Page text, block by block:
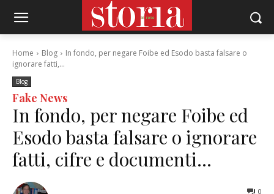
Home Blog
In fondo, per negare Foibe ed Esodo basta falsare o
ignorare fatti,...
Blog
Fake News
In fondo, per negare Foibe ed
Esodo basta falsare o ignorare
fatti, cifre e documenti…
0